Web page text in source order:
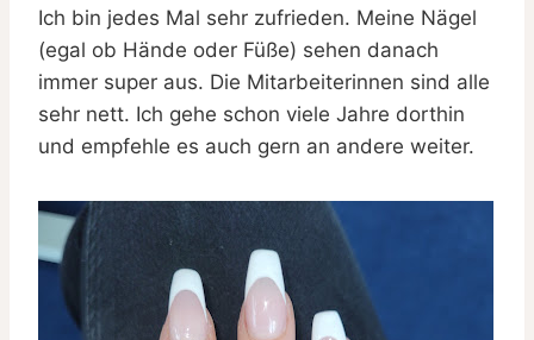
Ich bin jedes Mal sehr zufrieden. Meine Nägel
(egal ob Hände oder Füße) sehen danach
immer super aus. Die Mitarbeiterinnen sind alle
sehr nett. Ich gehe schon viele Jahre dorthin
und empfehle es auch gern an andere weiter.